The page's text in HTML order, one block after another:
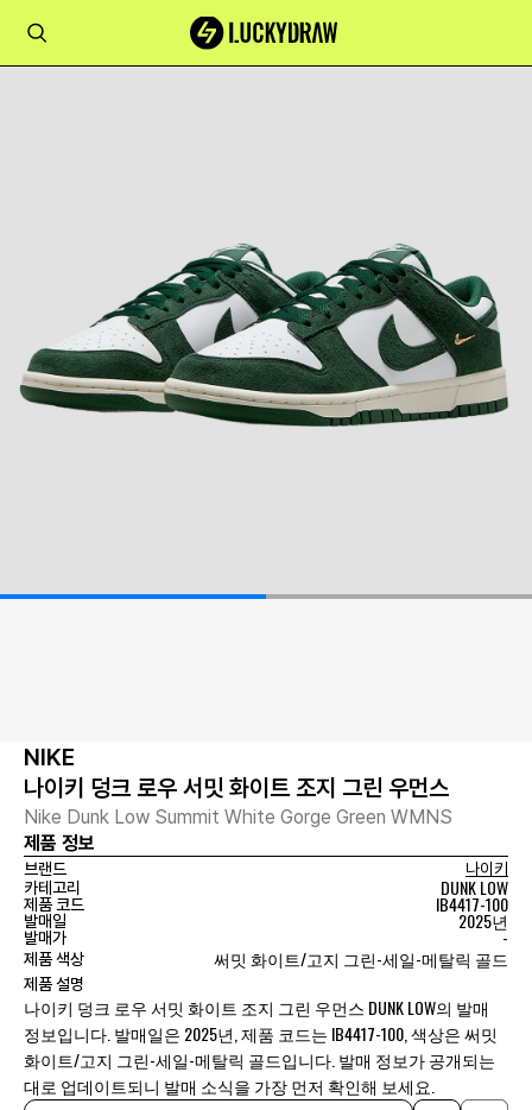
NIKE
나이키 덩크 로우 서밋 화이트 조지 그린 우먼스
Nike Dunk Low Summit White Gorge Green WMNS
제품 정보
브랜드
나이키
카테고리
DUNK LOW
제품 코드 IB4417-100
발매일 2025년
발매가 -
제품 색상 써밋 화이트/고지 그린-세일-메탈릭 골드
제품 설명
나이키 덩크 로우 서밋 화이트 조지 그린 우먼스 DUNK LOW의 발매
정보입니다. 발매일은 2025년, 제품 코드는 IB4417-100, 색상은 써밋
화이트/고지 그린-세일-메탈릭 골드입니다. 발매 정보가 공개되는
대로 업데이트되니 발매 소식을 가장 먼저 확인해 보세요.